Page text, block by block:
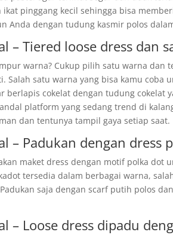
ikat pinggang kecil sehingga bisa
Anda dengan tudung kasmir polos
– Tiered loose dress dan
warna? Cukup pilih satu warna dan
Salah satu warna yang bisa kamu coba
berlapis cokelat dengan tudung cokelat
platform yang sedang trend di
dan tentunya tampil gaya setiap saat.
– Padukan dengan dress
maket dress dengan motif polka dot
tersedia dalam berbagai warna,
saja dengan scarf putih polos
– Loose dress dipadu